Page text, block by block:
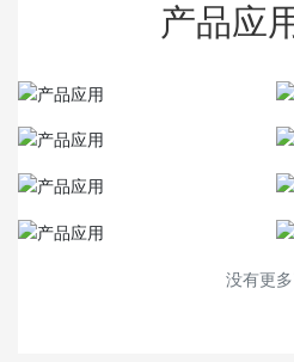
产品应
没有更多